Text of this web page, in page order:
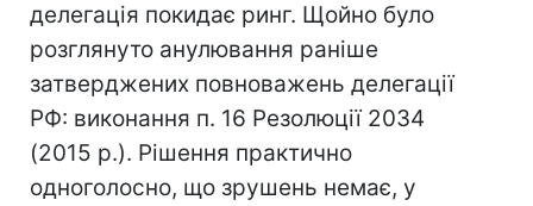
делегація покидає ринг. Щойно було
розглянуто анулювання раніше
затверджених повноважень делегації
РФ: виконання п. 16 Резолюції 2034
(2015 р.). Рішення практично
одноголосно, що зрушень немає, у